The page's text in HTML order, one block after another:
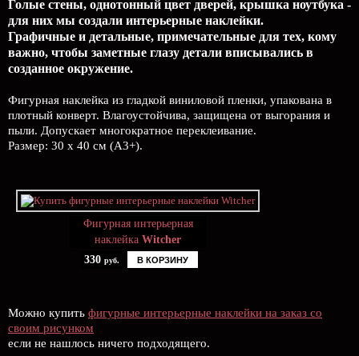
Голые стены, однотонный цвет дверей, крышка ноутбука -
для них мы создали интерьерные наклейки.
Графичные и детальные, примечательные для тех, кому
важно, чтобы заметные глазу детали вписывались в
созданное окружение.
Фигурная наклейка из гладкой виниловой пленки, упакована в
плотный конверт. Влагоустойчива, защищена от выгорания и
пыли. Допускает многократное переклеивание.
Размер: 30 х 40 см (А3+).
Фигурная интерьерная
наклейка Witcher
330 руб. В КОРЗИНУ
Можно купить фигурные интерьерные наклейки на заказ со
своим рисунком
если не нашлось ничего подходящего.